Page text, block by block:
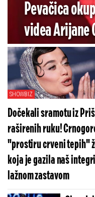
Pevačica
videa Arijane
Pogledajte
SHOWBIZ
Dočekali sramotu iz
raširenih ruku!
"prostiru crveni tepih"
koja je gazila naš
lažnom zastavom